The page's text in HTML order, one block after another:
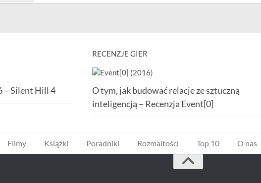
– Silent Hill 4
RECENZJE GIER
O tym, jak budować relacje ze sztuczną
inteligencją – Recenzja Event[0]
Filmy Książki Poradniki Rozmaitości Top 10 O nas